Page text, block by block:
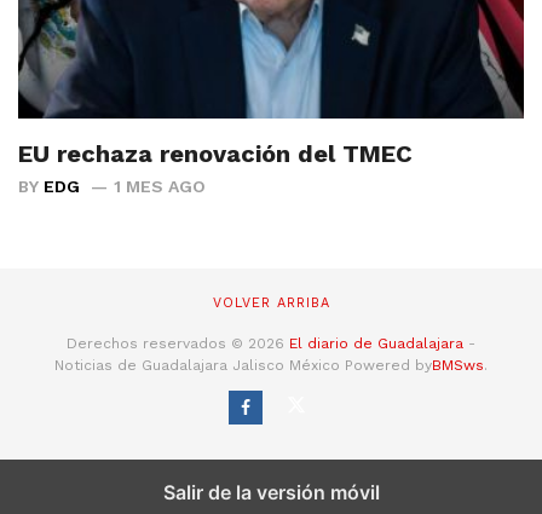
EU rechaza renovación del TMEC
BY EDG 1 MES AGO
VOLVER ARRIBA
Derechos reservados © 2026 El diario de Guadalajara -
Noticias de Guadalajara Jalisco México Powered byBMSws.
Salir de la versión móvil